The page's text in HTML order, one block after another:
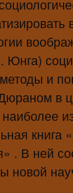
Юнга)
и
в
книга
. В ней
новой